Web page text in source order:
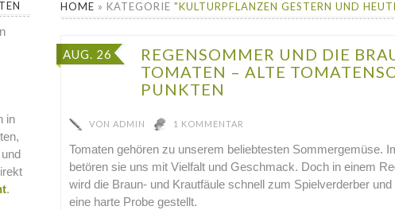
HOME » KATEGORIE"KULTURPFLANZEN GESTERN UND
AUG. 26
REGENSOMMER UND DIE
TOMATEN – ALTE
PUNKTEN
VONADMIN 1 KOMMENTAR
Tomaten gehören zu unserem beliebtesten Sommergemüse.
betören sie uns mit Vielfalt und Geschmack. Doch in einem
wird die Braun- und Krautfäule schnell zum Spielverderber
eine harte Probe gestellt.
in
.